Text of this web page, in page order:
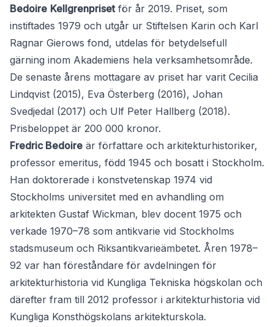
Bedoire Kellgrenprisetför år 2019. Priset, som
instiftades 1979 och utgår ur Stiftelsen Karin och Karl
Ragnar Gierows fond, utdelas för betydelsefull
gärning inom Akademiens hela verksamhetsområde.
De senaste årens mottagare av priset har varit Cecilia
Lindqvist (2015), Eva Österberg (2016), Johan
Svedjedal (2017) och Ulf Peter Hallberg (2018).
Prisbeloppet är 200 000 kronor.
Fredric Bedoire är författare och arkitekturhistoriker,
professor emeritus, född 1945 och bosatt i Stockholm.
Han doktorerade i konstvetenskap 1974 vid
Stockholms universitet med en avhandling om
arkitekten Gustaf Wickman, blev docent 1975 och
verkade 1970–78 som antikvarie vid Stockholms
stadsmuseum och Riksantikvarieämbetet. Åren 1978–
92 var han föreståndare för avdelningen för
arkitekturhistoria vid Kungliga Tekniska högskolan och
därefter fram till 2012 professor i arkitekturhistoria vid
Kungliga Konsthögskolans arkitekturskola.